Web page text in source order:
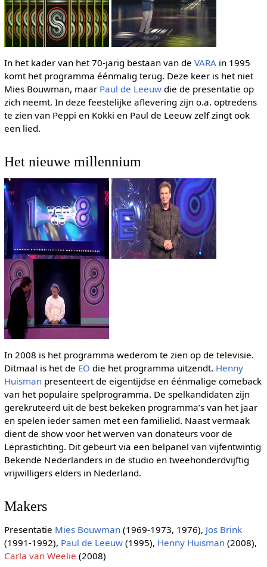
In het kader van het 70-jarig bestaan van de VARAin 1995
komt het programma éénmalig terug. Deze keer is het niet
Mies Bouwman, maar Paul de Leeuwdie de presentatie op
zich neemt. In deze feestelijke aflevering zijn o.a. optredens
te zien van Peppi en Kokki en Paul de Leeuw zelf zingt ook
een lied.
Het nieuwe millennium
In 2008 is het programma wederom te zien op de televisie.
Ditmaal is het de EO die het programma uitzendt. Henny
Huismanpresenteert de eigentijdse en éénmalige comeback
van het populaire spelprogramma. De spelkandidaten zijn
gerekruteerd uit de best bekeken programma’s van het jaar
en spelen ieder samen met een familielid. Naast vermaak
dient de show voor het werven van donateurs voor de
Leprastichting. Dit gebeurt via een belpanel van vijfentwintig
Bekende Nederlanders in de studio en tweehonderdvijftig
vrijwilligers elders in Nederland.
Makers
Presentatie Mies Bouwman(1969-1973, 1976), Jos Brink
(1991-1992), Paul de Leeuw(1995), Henny Huisman(2008),
Carla van Weelie (2008)